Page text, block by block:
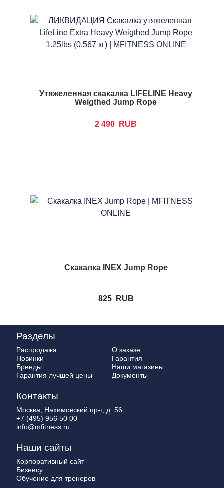
Утяжеленная скакалка LIFELINE Heavy
Weigthed Jump Rope
2 490 RUB
Скакалка INEX Jump Rope
825 RUB
Разделы
Распродажа
Новинки
Бренды
Гарантия лучшей цены
О заказе
Гарантия
Наши магазины
Документы
Контакты
Москва, Нахимовский пр-т, д. 56
+7 (495) 956 50 00
info@mfitness.ru
Наши сайты
Корпоративный сайт
Бизнесу
Обучение для тренеров